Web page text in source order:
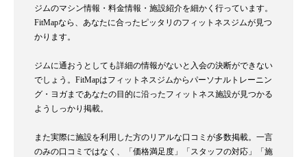
ジムのマシン情報・料金情報・施設紹介を細かく行っています。
FitMapなら、あなたに合ったピッタリのフィットネスジムが見つ
かります。
ジムに通おうとしても詳細の情報がないと入会の決断ができない
でしょう。FitMapはフィットネスジムからパーソナルトレーニン
グ・ヨガまであなたの目的に沿ったフィットネス施設が見つかる
ようしっかり掲載。
また実際に施設を利用した方のリアルな口コミが多数掲載。一言
のみの口コミではなく、「価格満足度」「スタッフの対応」「施